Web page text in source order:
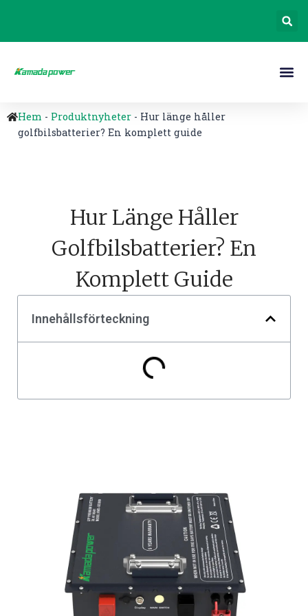
Hem - Produktnyheter - Hur länge håller
golfbilsbatterier? En komplett guide
Hur Länge Håller
Golfbilsbatterier? En
Komplett Guide
Innehållsförteckning